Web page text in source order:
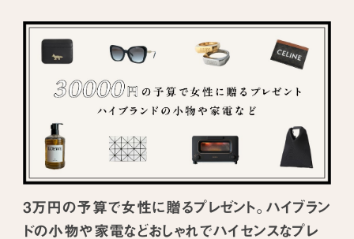
3万円の予算で女性に贈るプレゼント。ハイブラン
ドの小物や家電などおしゃれでハイセンスなプレ